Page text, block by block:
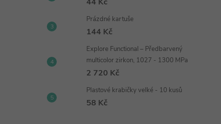
Prázdné kartuše
144 Kč
Explore Functional – Předbarvený
multicolor zirkon, 1027 - 1300 MPa
2 720 Kč
Plastové krabičky velké - 10 kusů
58 Kč